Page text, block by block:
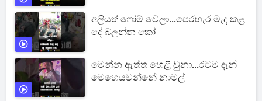
අලියත් ෆෝම් වෙලා...පෙරහැර මැද කළ
දේ බලන්න කෝ
මෙන්න ඇත්ත හෙළි වුනා...රටම දැන්
මෙහෙයවන්නේ නාමල්